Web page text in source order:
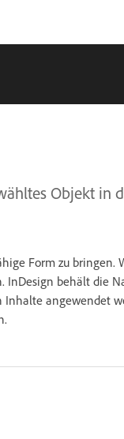
Objekt in
Form zu bringen.
InDesign behält die
angewendet